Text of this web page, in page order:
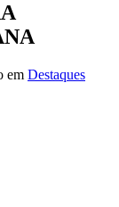
em Destaques